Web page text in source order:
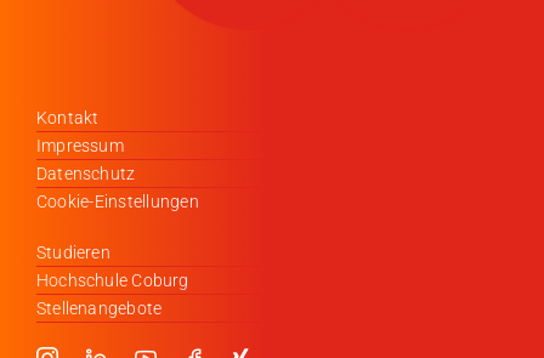
Kontakt
Impressum
Datenschutz
Cookie-Einstellungen
Studieren
Hochschule Coburg
Stellenangebote